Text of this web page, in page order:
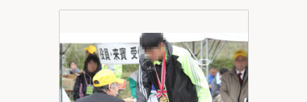
Foreign Laguage